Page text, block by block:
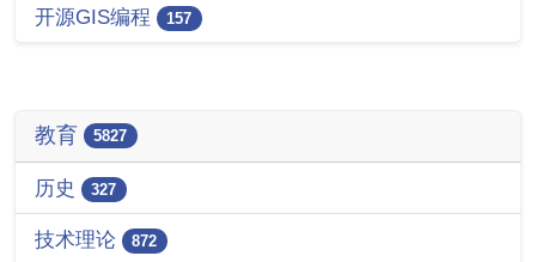
开源GIS编程 157
教育 5827
历史 327
技术理论 872